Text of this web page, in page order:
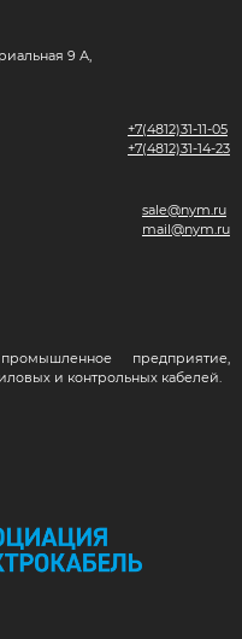
9 А,
+7(4812)31-11-05
+7(4812)31-14-23
sale@nym.ru
mail@nym.ru
предприятие,
и контрольных кабелей.